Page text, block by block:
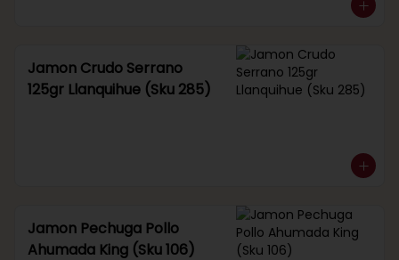
Jamon Crudo Serrano
125gr Llanquihue (Sku 285)
Jamon Pechuga Pollo
Ahumada King (Sku 106)